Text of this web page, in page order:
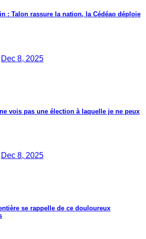
: Talon rassure la nation, la Cédéao déploie
Dec 8, 2025
vois pas une élection à laquelle je ne peux
Dec 8, 2025
se rappelle de ce douloureux